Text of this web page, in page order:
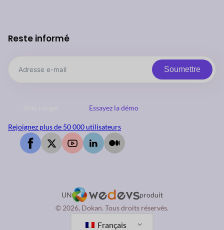
Reste informé
Soumettre
Essayez la démo
Rejoignez plus de 50 000 utilisateurs
UN
produit
© 2026, Dokan. Tous droits réservés.
Français